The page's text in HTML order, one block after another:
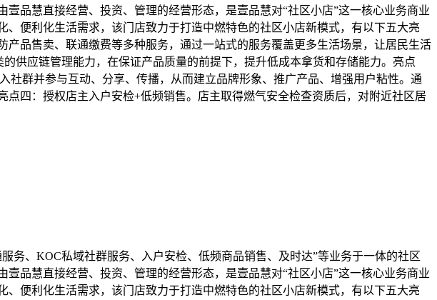
品慧直接经营、投资、管理的经营形态，是壹品慧对“社区小店”这一核心业务商业
便利化生活需求，该门店致力于打造中燃特色的社区小店新模式，有以下五大亮
品售卖、联通缴费等多种服务，通过一站式的服务覆盖更多生活场景，让居民生活
供应链管理能力，在保证产品质量的前提下，提升低成本拿货和存储能力。亮点
群并参与互动、分享、传播，从而建立品牌形象、推广产品、增强用户粘性。通
四：授权店主入户安检+低频销售。店主取得燃气安全检查资质后，对附近社区居
务、KOC私域社群服务、入户安检、低频商品销售、及时达”等业务于一体的社区
品慧直接经营、投资、管理的经营形态，是壹品慧对“社区小店”这一核心业务商业
便利化生活需求，该门店致力于打造中燃特色的社区小店新模式，有以下五大亮